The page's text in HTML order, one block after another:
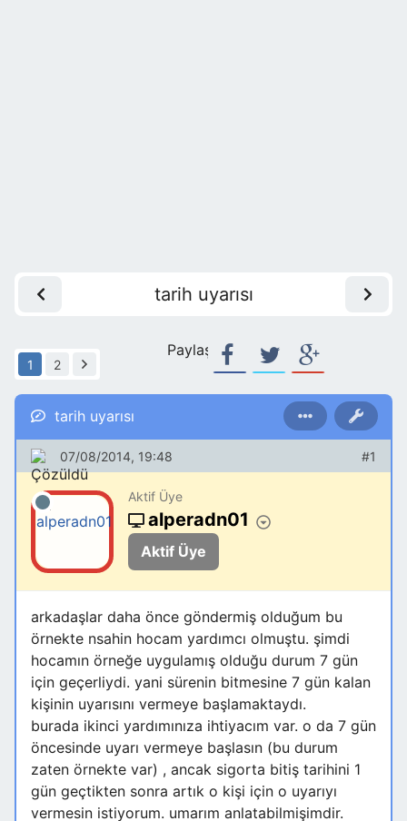
tarih uyarısı
1 2
Paylaş:
tarih uyarısı
07/08/2014, 19:48 #1
Aktif Üye
alperadn01
Aktif Üye
arkadaşlar daha önce göndermiş olduğum bu
örnekte nsahin hocam yardımcı olmuştu. şimdi
hocamın örneğe uygulamış olduğu durum 7 gün
için geçerliydi. yani sürenin bitmesine 7 gün kalan
kişinin uyarısını vermeye başlamaktaydı.
burada ikinci yardımınıza ihtiyacım var. o da 7 gün
öncesinde uyarı vermeye başlasın (bu durum
zaten örnekte var) , ancak sigorta bitiş tarihini 1
gün geçtikten sonra artık o kişi için o uyarıyı
vermesin istiyorum. umarım anlatabilmişimdir.